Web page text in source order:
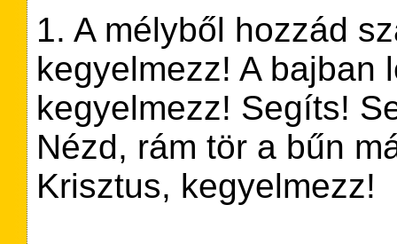
1. A mélyből hozzád
kegyelmezz! A bajban
kegyelmezz! Segíts!
Nézd, rám tör a bűn
Krisztus, kegyelmezz!